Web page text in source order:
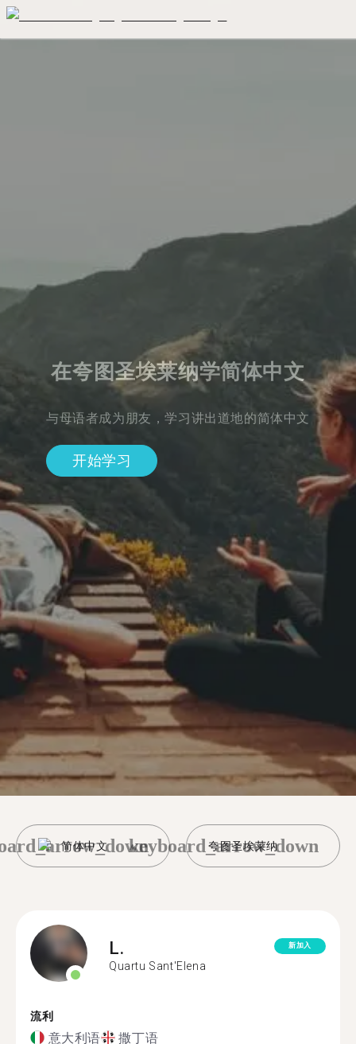
在夸图圣埃莱纳学简体中文
与母语者成为朋友，学习讲出道地的简体中文
开始学习
简体中文 夸图圣埃莱纳
keyboard_arrow_down
L.
Quartu Sant'Elena
新加入
流利
意大利语 撒丁语